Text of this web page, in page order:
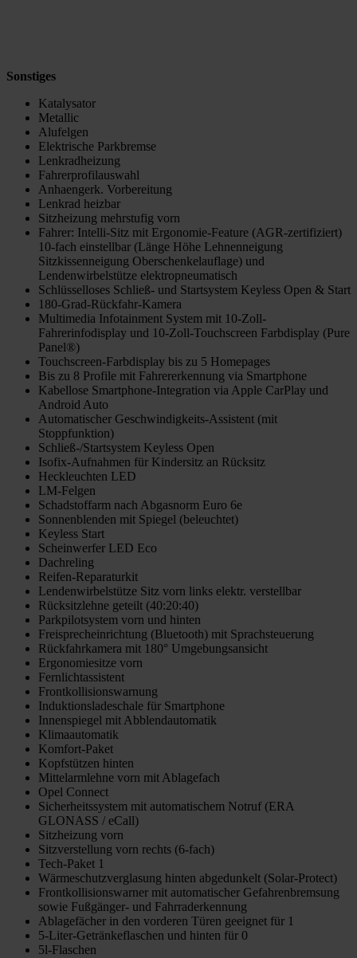
Sonstiges
Katalysator
Metallic
Alufelgen
Elektrische Parkbremse
Lenkradheizung
Fahrerprofilauswahl
Anhaengerk. Vorbereitung
Lenkrad heizbar
Sitzheizung mehrstufig vorn
Fahrer: Intelli-Sitz mit Ergonomie-Feature (AGR-zertifiziert)
10-fach einstellbar (Länge Höhe Lehnenneigung
Sitzkissenneigung Oberschenkelauflage) und
Lendenwirbelstütze elektropneumatisch
Schlüsselloses Schließ- und Startsystem Keyless Open & Start
180-Grad-Rückfahr-Kamera
Multimedia Infotainment System mit 10-Zoll-
Fahrerinfodisplay und 10-Zoll-Touchscreen Farbdisplay (Pure
Panel®)
Touchscreen-Farbdisplay bis zu 5 Homepages
Bis zu 8 Profile mit Fahrererkennung via Smartphone
Kabellose Smartphone-Integration via Apple CarPlay und
Android Auto
Automatischer Geschwindigkeits-Assistent (mit
Stoppfunktion)
Schließ-/Startsystem Keyless Open
Isofix-Aufnahmen für Kindersitz an Rücksitz
Heckleuchten LED
LM-Felgen
Schadstoffarm nach Abgasnorm Euro 6e
Sonnenblenden mit Spiegel (beleuchtet)
Keyless Start
Scheinwerfer LED Eco
Dachreling
Reifen-Reparaturkit
Lendenwirbelstütze Sitz vorn links elektr. verstellbar
Rücksitzlehne geteilt (40:20:40)
Parkpilotsystem vorn und hinten
Freisprecheinrichtung (Bluetooth) mit Sprachsteuerung
Rückfahrkamera mit 180° Umgebungsansicht
Ergonomiesitze vorn
Fernlichtassistent
Frontkollisionswarnung
Induktionsladeschale für Smartphone
Innenspiegel mit Abblendautomatik
Klimaautomatik
Komfort-Paket
Kopfstützen hinten
Mittelarmlehne vorn mit Ablagefach
Opel Connect
Sicherheitssystem mit automatischem Notruf (ERA
GLONASS / eCall)
Sitzheizung vorn
Sitzverstellung vorn rechts (6-fach)
Tech-Paket 1
Wärmeschutzverglasung hinten abgedunkelt (Solar-Protect)
Frontkollisionswarner mit automatischer Gefahrenbremsung
sowie Fußgänger- und Fahrraderkennung
Ablagefächer in den vorderen Türen geeignet für 1
5-Liter-Getränkeflaschen und hinten für 0
5l-Flaschen